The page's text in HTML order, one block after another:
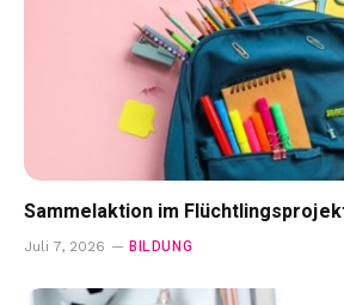
Sammelaktion im
Juli 7, 2026 BILDUNG